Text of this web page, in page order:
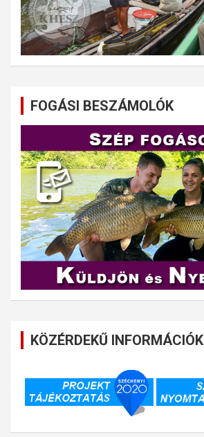
FOGÁSI BESZÁMOLÓK
KÖZÉRDEKŰ INFORMÁCIÓK